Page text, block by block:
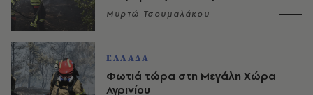
Μυρτώ Τσουμαλάκου
ΕΛΛΑΔΑ
Φωτιά τώρα στη Μεγάλη Χώρα
Αγρινίου